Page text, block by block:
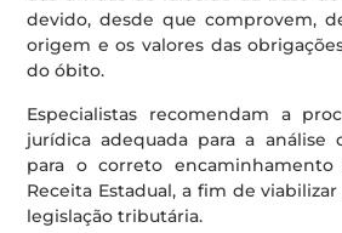
devido, desde que comprovem,
origem e os valores das
do óbito.
Especialistas recomendam a
jurídica adequada para a análise
para o correto encaminhamento
Receita Estadual, a fim de
legislação tributária.